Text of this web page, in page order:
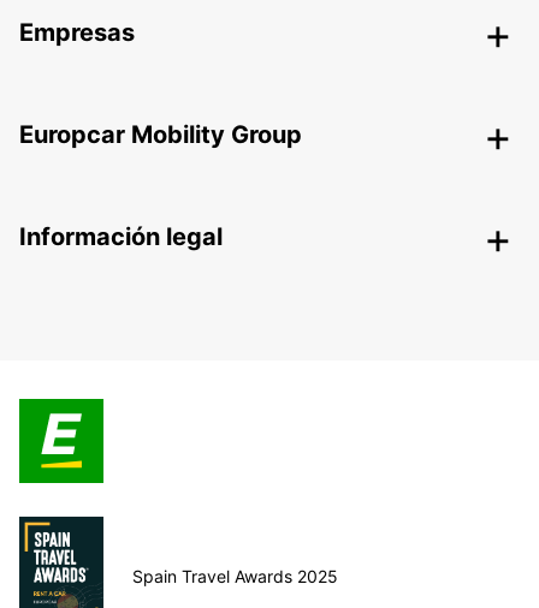
Empresas
Europcar Mobility Group
Información legal
Spain Travel Awards 2025